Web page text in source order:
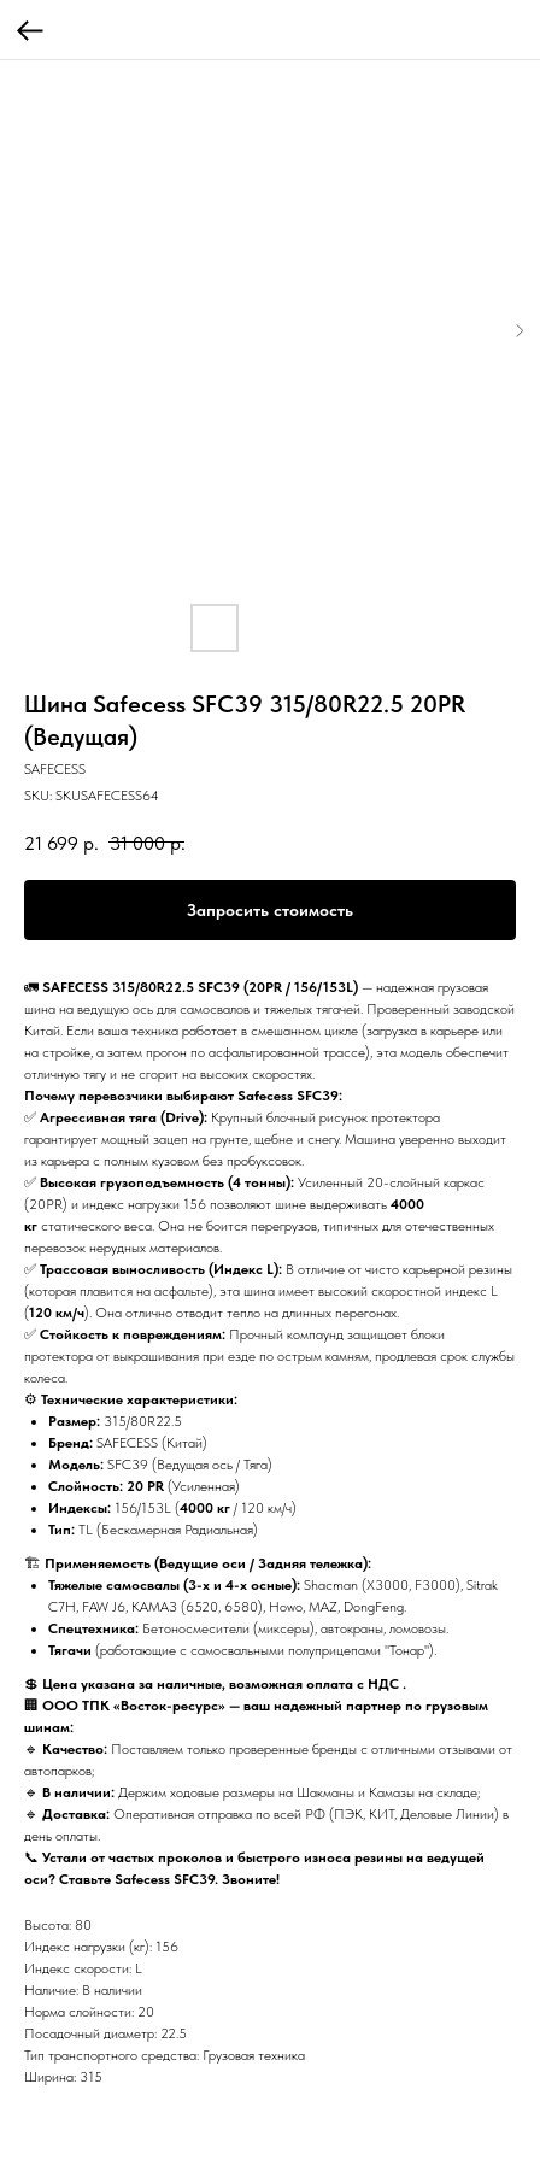
Шина Safecess SFC39 315/80R22.5 20PR
(Ведущая)
SAFECESS
SKU: SKUSAFECESS64
21 699 р. 31 000 р.
Запросить стоимость
🚛 SAFECESS 315/80R22.5 SFC39 (20PR / 156/153L) — надежная грузовая
шина на ведущую ось для самосвалов и тяжелых тягачей. Проверенный заводской
Китай. Если ваша техника работает в смешанном цикле (загрузка в карьере или
на стройке, а затем прогон по асфальтированной трассе), эта модель обеспечит
отличную тягу и не сгорит на высоких скоростях.
Почему перевозчики выбирают Safecess SFC39:
✅ Агрессивная тяга (Drive): Крупный блочный рисунок протектора
гарантирует мощный зацеп на грунте, щебне и снегу. Машина уверенно выходит
из карьера с полным кузовом без пробуксовок.
✅ Высокая грузоподъемность (4 тонны): Усиленный 20-слойный каркас
(20PR) и индекс нагрузки 156 позволяют шине выдерживать 4000
кг статического веса. Она не боится перегрузов, типичных для отечественных
перевозок нерудных материалов.
✅ Трассовая выносливость (Индекс L): В отличие от чисто карьерной резины
(которая плавится на асфальте), эта шина имеет высокий скоростной индекс L
(120 км/ч). Она отлично отводит тепло на длинных перегонах.
✅ Стойкость к повреждениям: Прочный компаунд защищает блоки
протектора от выкрашивания при езде по острым камням, продлевая срок службы
колеса.
⚙️ Технические характеристики:
Размер: 315/80R22.5
Бренд: SAFECESS (Китай)
Модель: SFC39 (Ведущая ось / Тяга)
Слойность: 20 PR (Усиленная)
Индексы: 156/153L (4000 кг / 120 км/ч)
Тип: TL (Бескамерная Радиальная)
🏗️ Применяемость (Ведущие оси / Задняя тележка):
Тяжелые самосвалы (3-х и 4-х осные): Shacman (X3000, F3000), Sitrak
C7H, FAW J6, КАМАЗ (6520, 6580), Howo, MAZ, DongFeng.
Спецтехника: Бетоносмесители (миксеры), автокраны, ломовозы.
Тягачи (работающие с самосвальными полуприцепами "Тонар").
💲 Цена указана за наличные, возможная оплата с НДС .
🏢 ООО ТПК «Восток-ресурс» — ваш надежный партнер по грузовым
шинам:
🔹 Качество: Поставляем только проверенные бренды с отличными отзывами от
автопарков;
🔹 В наличии: Держим ходовые размеры на Шакманы и Камазы на складе;
🔹 Доставка: Оперативная отправка по всей РФ (ПЭК, КИТ, Деловые Линии) в
день оплаты.
📞 Устали от частых проколов и быстрого износа резины на ведущей
оси? Ставьте Safecess SFC39. Звоните!
Высота: 80
Индекс нагрузки (кг): 156
Индекс скорости: L
Наличие: В наличии
Норма слойности: 20
Посадочный диаметр: 22.5
Тип транспортного средства: Грузовая техника
Ширина: 315